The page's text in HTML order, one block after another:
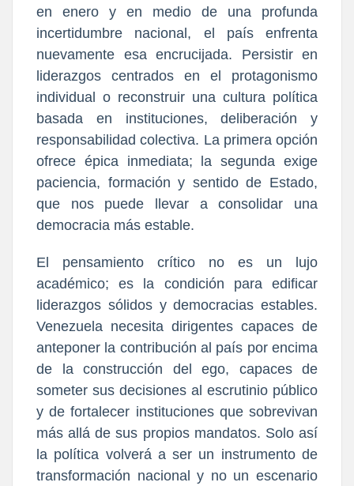
en enero y en medio de una profunda
incertidumbre nacional, el país enfrenta
nuevamente esa encrucijada. Persistir en
liderazgos centrados en el protagonismo
individual o reconstruir una cultura política
basada en instituciones, deliberación y
responsabilidad colectiva. La primera opción
ofrece épica inmediata; la segunda exige
paciencia, formación y sentido de Estado,
que nos puede llevar a consolidar una
democracia más estable.
El pensamiento crítico no es un lujo
académico; es la condición para edificar
liderazgos sólidos y democracias estables.
Venezuela necesita dirigentes capaces de
anteponer la contribución al país por encima
de la construcción del ego, capaces de
someter sus decisiones al escrutinio público
y de fortalecer instituciones que sobrevivan
más allá de sus propios mandatos. Solo así
la política volverá a ser un instrumento de
transformación nacional y no un escenario